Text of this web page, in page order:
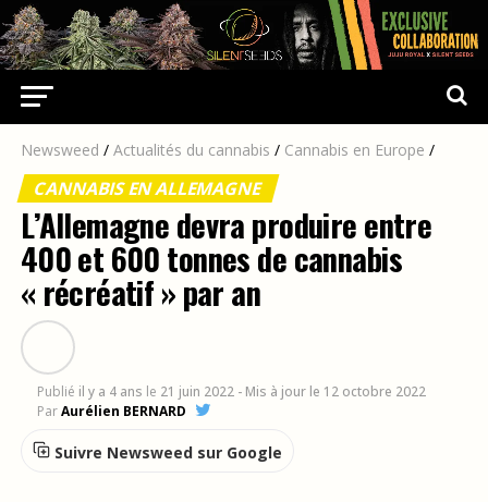
Newsweed / Actualités du cannabis / Cannabis en Europe /
CANNABIS EN ALLEMAGNE
L’Allemagne devra produire entre
400 et 600 tonnes de cannabis
« récréatif » par an
Publié il y a 4 ans le 21 juin 2022 - Mis à jour le 12 octobre 2022
ParAurélien BERNARD
Suivre Newsweed sur Google